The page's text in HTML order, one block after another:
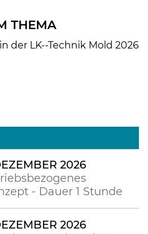
THEMA
der LK--Technik Mold 2026
2026
- Dauer 1 Stunde
2026